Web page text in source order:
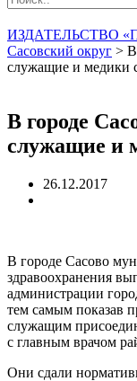
ИЗДАТЕЛЬСТВО
Сасовский округ > В
служащие и медики
В городе
служащие и
26.12.2017
В городе Сасово
здравоохранения
администрации
тем самым показав
служащим
с главным врачом
Они сдали